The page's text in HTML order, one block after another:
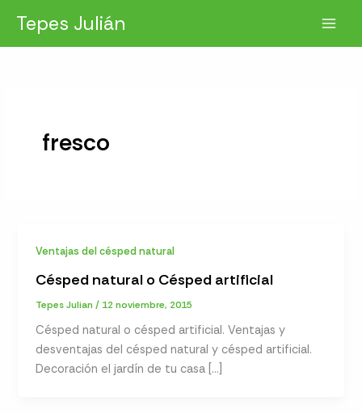
contenido
Tepes Julián
fresco
Ventajas del césped natural
Césped natural o Césped artificial
Tepes Julian/ 12 noviembre, 2015
Césped natural o césped artificial. Ventajas y
desventajas del césped natural y césped artificial.
Decoración el jardín de tu casa […]